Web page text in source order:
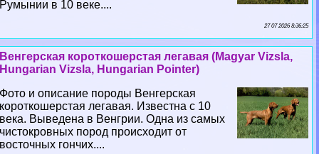
Румынии в 10 веке....
27 07 2026 8:36:25
Венгерская короткошерстая легавая (Magyar Vizsla,
Hungarian Vizsla, Hungarian Pointer)
Фото и описание породы Венгерская
короткошерстая легавая. Известна с 10
века. Выведена в Венгрии. Одна из самых
чистокровных пород происходит от
восточных гончих....